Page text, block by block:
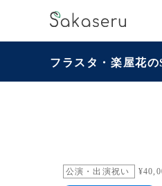
フラスタ・楽屋花
公演・出演祝い